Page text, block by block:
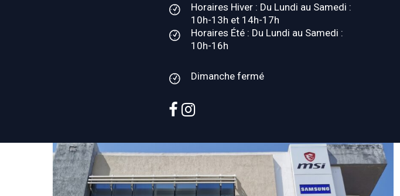
Horaires Hiver : Du Lundi au Samedi :
10h-13h et 14h-17h
Horaires Été : Du Lundi au Samedi :
10h-16h
Dimanche fermé
facebook
instagram